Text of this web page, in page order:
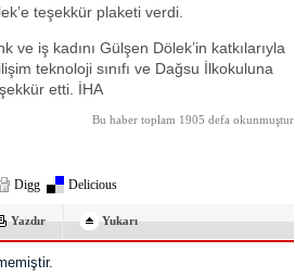
teşekkür plaketi verdi.
iş kadını Gülşen Dölek’in katkılarıyla
teknoloji sınıfı ve Dağsu İlkokuluna
etti. İHA
Bu haber toplam 1905 defa okunmuştur
Digg Delicious
Yazdır Yukarı